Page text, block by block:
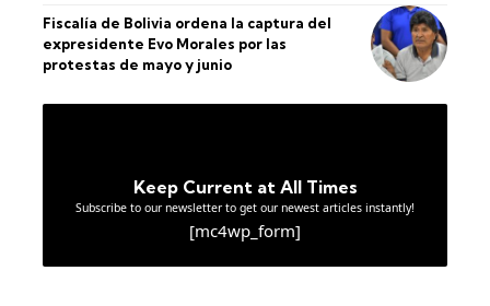
Fiscalía de Bolivia ordena la captura del
expresidente Evo Morales por las
protestas de mayo y junio
Keep Current at All Times
Subscribe to our newsletter to get our newest articles instantly!
[mc4wp_form]